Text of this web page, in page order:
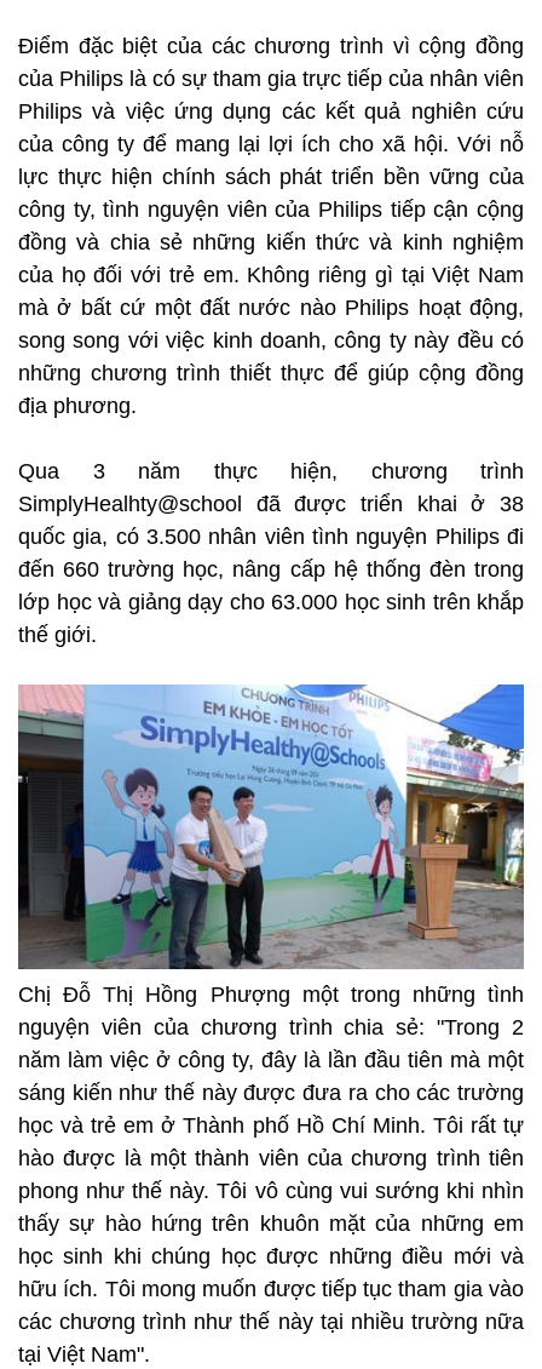
Điểm đặc biệt của các chương trình vì cộng đồng
của Philips là có sự tham gia trực tiếp của nhân viên
Philips và việc ứng dụng các kết quả nghiên cứu
của công ty để mang lại lợi ích cho xã hội. Với nỗ
lực thực hiện chính sách phát triển bền vững của
công ty, tình nguyện viên của Philips tiếp cận cộng
đồng và chia sẻ những kiến thức và kinh nghiệm
của họ đối với trẻ em. Không riêng gì tại Việt Nam
mà ở bất cứ một đất nước nào Philips hoạt động,
song song với việc kinh doanh, công ty này đều có
những chương trình thiết thực để giúp cộng đồng
địa phương.
Qua 3 năm thực hiện, chương trình
SimplyHealhty@school đã được triển khai ở 38
quốc gia, có 3.500 nhân viên tình nguyện Philips đi
đến 660 trường học, nâng cấp hệ thống đèn trong
lớp học và giảng dạy cho 63.000 học sinh trên khắp
thế giới.
Chị Đỗ Thị Hồng Phượng một trong những tình
nguyện viên của chương trình chia sẻ: "Trong 2
năm làm việc ở công ty, đây là lần đầu tiên mà một
sáng kiến như thế này được đưa ra cho các trường
học và trẻ em ở Thành phố Hồ Chí Minh. Tôi rất tự
hào được là một thành viên của chương trình tiên
phong như thế này. Tôi vô cùng vui sướng khi nhìn
thấy sự hào hứng trên khuôn mặt của những em
học sinh khi chúng học được những điều mới và
hữu ích. Tôi mong muốn được tiếp tục tham gia vào
các chương trình như thế này tại nhiều trường nữa
tại Việt Nam".